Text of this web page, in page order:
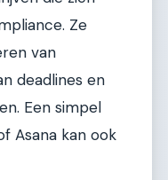
Ze
van
deadlines en
Een simpel
Asana kan ook